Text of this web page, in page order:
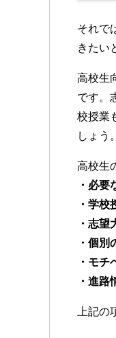
それで
きたい
高校生
です。
校授業
しょう。
高校生
・必
・学
・志
・個別
・モ
・進路
上記